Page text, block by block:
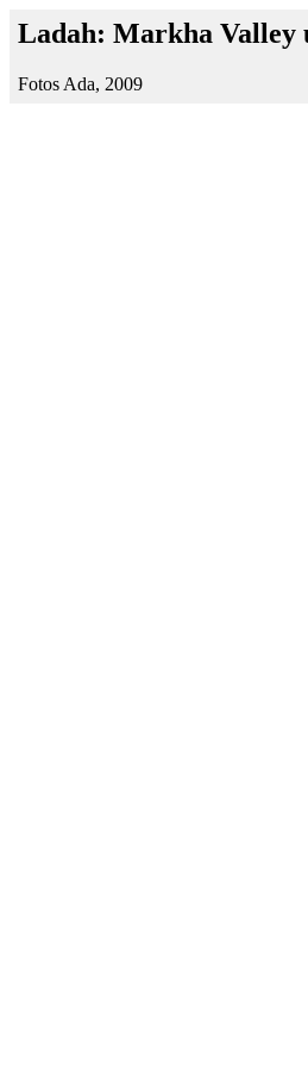
Ladah: Markha Valley
Fotos Ada, 2009